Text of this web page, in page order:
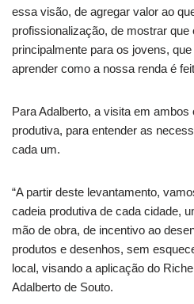
essa visão, de agregar valor ao
profissionalização, de mostrar
principalmente para os jovens,
aprender como a nossa renda é
Para Adalberto, a visita em
produtiva, para entender as
cada um.
“A partir deste levantamento,
cadeia produtiva de cada cidade,
mão de obra, de incentivo ao
produtos e desenhos, sem
local, visando a aplicação do
Adalberto de Souto.